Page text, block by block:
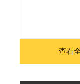
查看